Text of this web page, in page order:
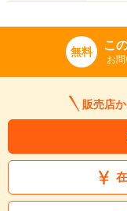
無料 こ
お
販売店